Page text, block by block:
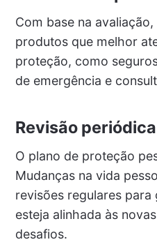
Com base na
produtos que melhor
proteção, como
de emergência e
Revisão
O plano de proteção
Mudanças na vida
revisões regulares
esteja alinhada às
desafios.